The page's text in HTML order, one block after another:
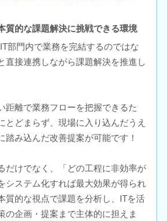
質的な課題解決に挑戦できる環境
部門内で業務を完結するのではな
直接連携しながら課題解決を推進し
距離で業務フローを把握できるた
とどまらず、現場に入り込んだうえ
踏み込んだ改善提案が可能です！
だけでなく、「どの工程に非効率が
システム化すれば最大効果が得られ
質的な視点で課題を分析し、ITを活
の企画・提案まで主体的に担えま